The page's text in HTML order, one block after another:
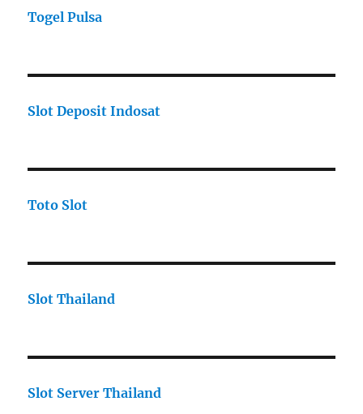
Togel Pulsa
Slot Deposit Indosat
Toto Slot
Slot Thailand
Slot Server Thailand